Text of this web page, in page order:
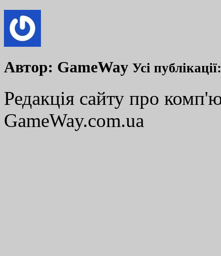
Автор: GameWay Усі
Редакція сайту про
GameWay.com.ua